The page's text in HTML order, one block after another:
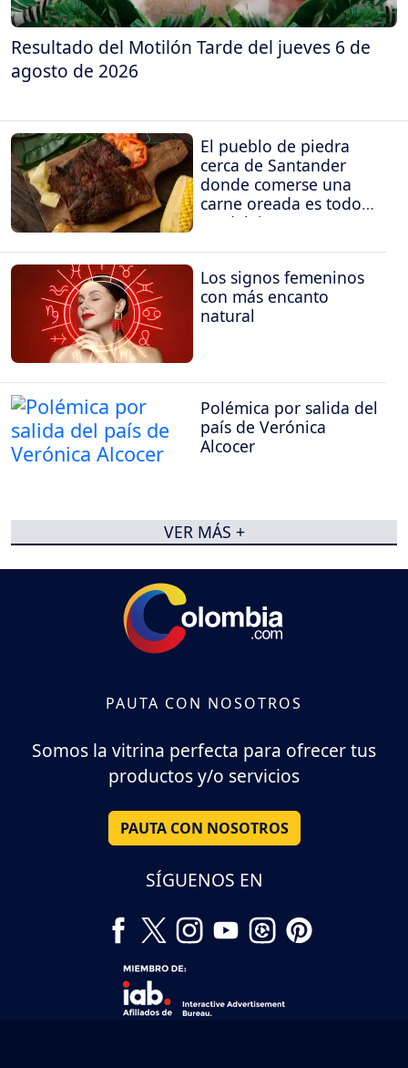
Resultado del Motilón Tarde del jueves 6 de
agosto de 2026
El pueblo de piedra
cerca de Santander
donde comerse una
carne oreada es todo
un deleite
Los signos femeninos
con más encanto
natural
Polémica por salida del
país de Verónica
Alcocer
VER MÁS +
PAUTA CON NOSOTROS
Somos la vitrina perfecta para ofrecer tus
productos y/o servicios
PAUTA CON NOSOTROS
SÍGUENOS EN